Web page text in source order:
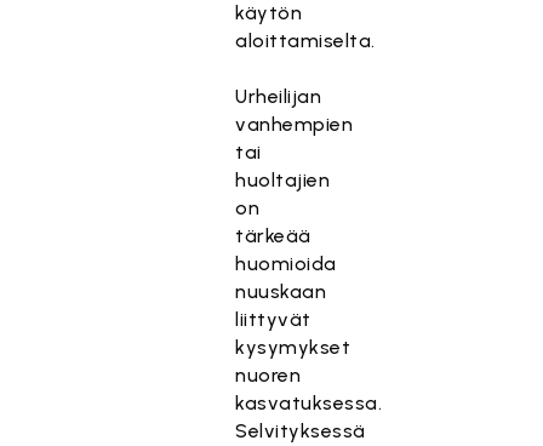
käytön
aloittamiselta.
Urheilijan
vanhempien
tai
huoltajien
on
tärkeää
huomioida
nuuskaan
liittyvät
kysymykset
nuoren
kasvatuksessa.
Selvityksessä